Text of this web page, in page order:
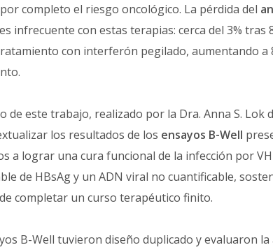
completo el riesgo oncológico. La pérdida del
es infrecuente con estas terapias: cerca del 3% tras
con interferón pegilado, aumentando a
de este trabajo, realizado por la Dra. Anna S. Lok
los resultados de los ensayos B-Well
a lograr una cura funcional de la infección por
de HBsAg y un ADN viral no cuantificable,
completar un curso terapéutico finito.
B-Well tuvieron diseño duplicado y evaluaron la